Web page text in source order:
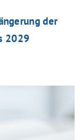
der
2029